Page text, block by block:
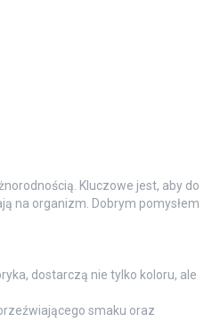
Kluczowe jest, aby do
na organizm. Dobrym pomysłem
dostarczą nie tylko koloru, ale
smaku oraz